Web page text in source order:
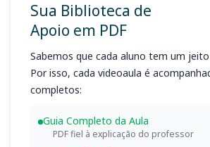
Sua Biblioteca de
Apoio em PDF
Sabemos que cada aluno tem um jeito
Por isso, cada videoaula é
completos:
Guia Completo da Aula
PDF fiel à explicação do professor